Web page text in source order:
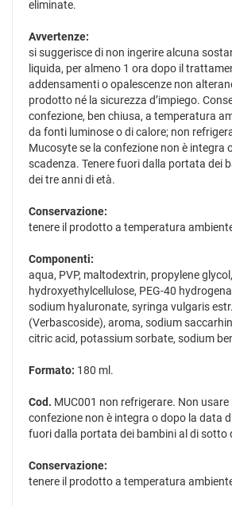
eliminate.
Avvertenze:
si suggerisce di non ingerire alcuna
liquida, per almeno 1 ora dopo il
addensamenti o opalescenze non
prodotto né la sicurezza d’impiego.
confezione, ben chiusa, a temperatura
da fonti luminose o di calore; non
Mucosyte se la confezione non è integra
scadenza. Tenere fuori dalla portata dei
dei tre anni di età.
Conservazione:
tenere il prodotto a temperatura
Componenti:
aqua, PVP, maltodextrin, propylene glycol,
hydroxyethylcellulose, PEG-40
sodium hyaluronate, syringa vulgaris
(Verbascoside), aroma, sodium
citric acid, potassium sorbate, sodium
Formato: 180 ml.
Cod. MUC001 non refrigerare. Non usare
confezione non è integra o dopo la data
fuori dalla portata dei bambini al di sotto
Conservazione:
tenere il prodotto a temperatura